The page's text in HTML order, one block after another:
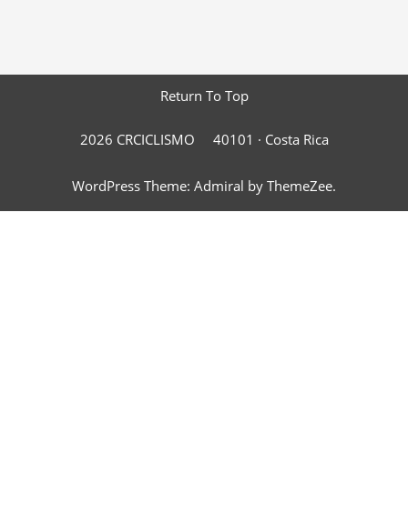
Return To Top
2026 CRCICLISMO 40101 · Costa Rica
WordPress Theme: Admiral by ThemeZee.